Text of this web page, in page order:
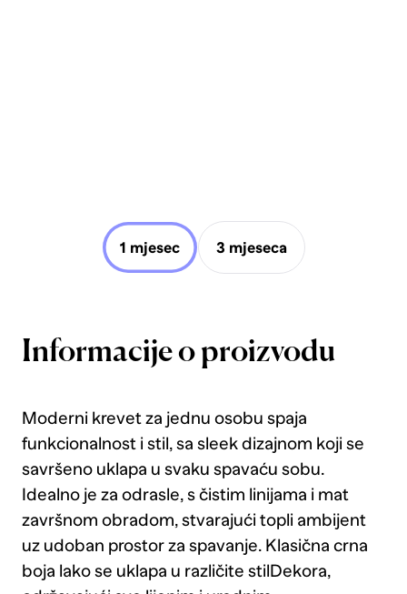
1 mjesec 3 mjeseca
Informacije o proizvodu
Moderni krevet za jednu osobu spaja
funkcionalnost i stil, sa sleek dizajnom koji se
savršeno uklapa u svaku spavaću sobu.
Idealno je za odrasle, s čistim linijama i mat
završnom obradom, stvarajući topli ambijent
uz udoban prostor za spavanje. Klasična crna
boja lako se uklapa u različite stilDekora,